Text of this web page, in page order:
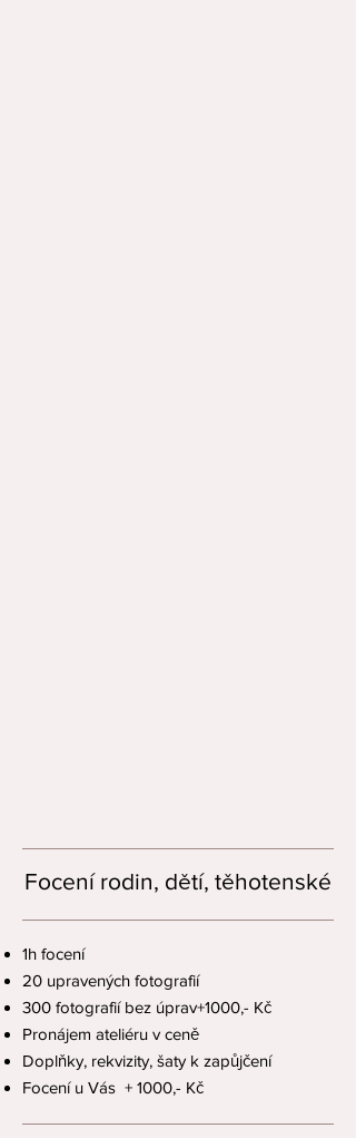
Focení rodin, dětí, těhotenské
1h focení
20 upravených fotografií
300 fotografií bez úprav+1000,- Kč
Pronájem ateliéru v ceně
Doplňky, rekvizity, šaty k zapůjčení
Focení u Vás + 1000,- Kč